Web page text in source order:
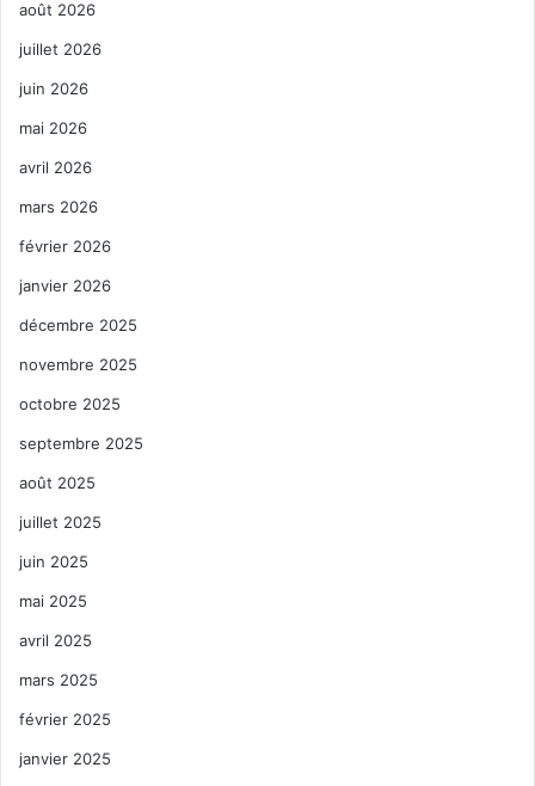
août 2026
juillet 2026
juin 2026
mai 2026
avril 2026
mars 2026
février 2026
janvier 2026
décembre 2025
novembre 2025
octobre 2025
septembre 2025
août 2025
juillet 2025
juin 2025
mai 2025
avril 2025
mars 2025
février 2025
janvier 2025